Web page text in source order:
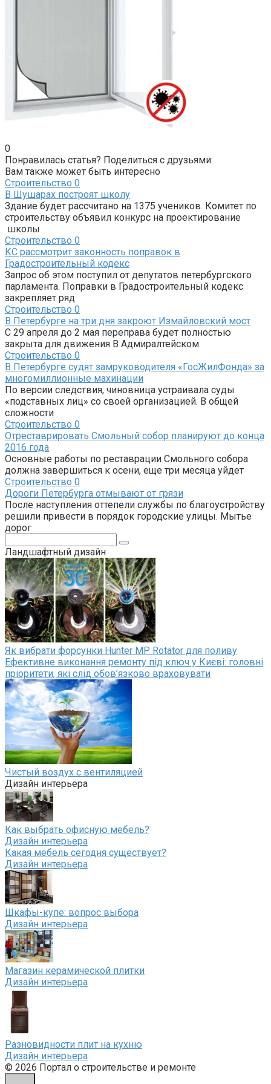
0
Понравилась статья? Поделиться с друзьями:
Вам также может быть интересно
Строительство 0
В Шушарах построят школу
Здание будет рассчитано на 1375 учеников. Комитет по
строительству объявил конкурс на проектирование
школы
Строительство 0
КС рассмотрит законность поправок в
Градостроительный кодекс
Запрос об этом поступил от депутатов петербургского
парламента. Поправки в Градостроительный кодекс
закрепляет ряд
Строительство 0
В Петербурге на три дня закроют Измайловский мост
С 29 апреля до 2 мая переправа будет полностью
закрыта для движения В Адмиралтейском
Строительство 0
В Петербурге судят замруководителя «ГосЖилФонда» за
многомиллионные махинации
По версии следствия, чиновница устраивала суды
«подставных лиц» со своей организацией. В общей
сложности
Строительство 0
Отреставрировать Смольный собор планируют до конца
2016 года
Основные работы по реставрации Смольного собора
должна завершиться к осени, еще три месяца уйдет
Строительство 0
Дороги Петербурга отмывают от грязи
После наступления оттепели службы по благоустройству
решили привести в порядок городские улицы. Мытье
дорог
Ландшафтный дизайн
Як вибрати форсунки Hunter MP Rotator для поливу
Ефективне виконання ремонту під ключ у Києві: головні
пріоритети, які слід обов’язково враховувати
Чистый воздух с вентиляцией
Дизайн интерьера
Как выбрать офисную мебель?
Дизайн интерьера
Какая мебель сегодня существует?
Дизайн интерьера
Шкафы-купе: вопрос выбора
Дизайн интерьера
Магазин керамической плитки
Дизайн интерьера
Разновидности плит на кухню
Дизайн интерьера
© 2026 Портал о строительстве и ремонте